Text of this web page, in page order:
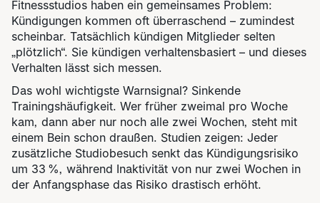
Fitnessstudios haben ein gemeinsames Problem:
Kündigungen kommen oft überraschend – zumindest
scheinbar. Tatsächlich kündigen Mitglieder selten
„plötzlich“. Sie kündigen verhaltensbasiert – und dieses
Verhalten lässt sich messen.
Das wohl wichtigste Warnsignal? Sinkende
Trainingshäufigkeit. Wer früher zweimal pro Woche
kam, dann aber nur noch alle zwei Wochen, steht mit
einem Bein schon draußen. Studien zeigen: Jeder
zusätzliche Studiobesuch senkt das Kündigungsrisiko
um 33 %, während Inaktivität von nur zwei Wochen in
der Anfangsphase das Risiko drastisch erhöht.